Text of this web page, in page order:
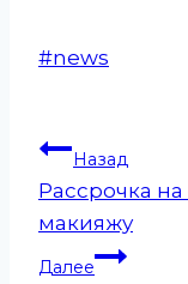
Метки
#news
по
записям
Назад
Рассрочка
макияжу
Далее